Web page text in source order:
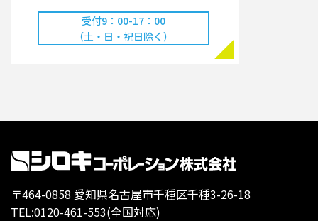
受付9：00-17：00
（土・日・祝日除く）
〒464-0858 愛知県名古屋市千種区千種3-26-18
TEL:0120-461-553(全国対応)